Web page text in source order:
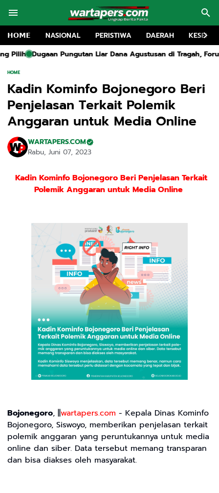
𝗛𝗢𝗠𝗘 NASIONAL PERISTIWA DAERAH
Liar Dana Agustusan di Tragah, Forum Pemuda Bangkalan
HOME
Kadin Kominfo Bojonegoro Beri
Penjelasan Terkait Polemik
Anggaran untuk Media Online
WARTAPERS.COM
Rabu, Juni 07, 2023
Kadin Kominfo Bojonegoro Beri Penjelasan Terkait
Polemik Anggaran untuk Media Online
Bojonegoro, ||wartapers.com - Kepala Dinas Kominfo
Bojonegoro, Siswoyo, memberikan penjelasan terkait
polemik anggaran yang peruntukannya untuk media
online dan siber. Data tersebut memang transparan
dan bisa diakses oleh masyarakat.